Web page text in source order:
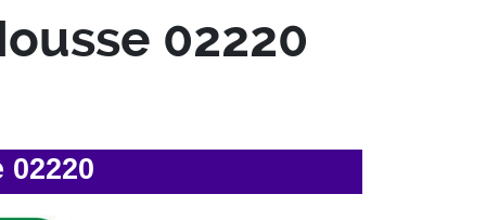
02220